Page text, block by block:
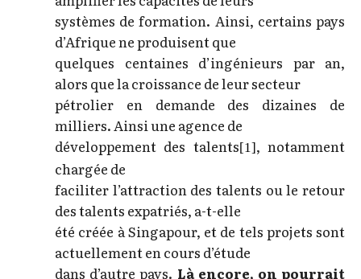
systèmes de formation. Ainsi, certains pays
d’Afrique ne produisent que
quelques centaines d’ingénieurs par an,
alors que la croissance de leur secteur
pétrolier en demande des dizaines de
milliers. Ainsi une agence de
développement des talents[1], notamment
chargée de
faciliter l’attraction des talents ou le retour
des talents expatriés, a-t-elle
été créée à Singapour, et de tels projets sont
actuellement en cours d’étude
dans d’autre pays. Là encore, on pourrait